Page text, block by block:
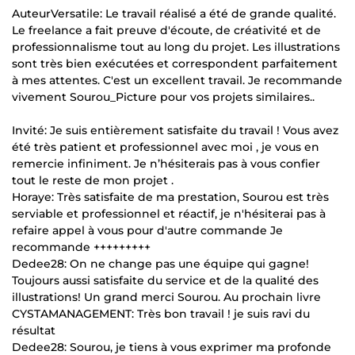
AuteurVersatile: Le travail réalisé a été de grande qualité.
Le freelance a fait preuve d'écoute, de créativité et de
professionnalisme tout au long du projet. Les illustrations
sont très bien exécutées et correspondent parfaitement
à mes attentes. C'est un excellent travail. Je recommande
vivement Sourou_Picture pour vos projets similaires..
Invité: Je suis entièrement satisfaite du travail ! Vous avez
été très patient et professionnel avec moi , je vous en
remercie infiniment. Je n’hésiterais pas à vous confier
tout le reste de mon projet .
Horaye: Très satisfaite de ma prestation, Sourou est très
serviable et professionnel et réactif, je n'hésiterai pas à
refaire appel à vous pour d'autre commande Je
recommande +++++++++
Dedee28: On ne change pas une équipe qui gagne!
Toujours aussi satisfaite du service et de la qualité des
illustrations! Un grand merci Sourou. Au prochain livre
CYSTAMANAGEMENT: Très bon travail ! je suis ravi du
résultat
Dedee28: Sourou, je tiens à vous exprimer ma profonde